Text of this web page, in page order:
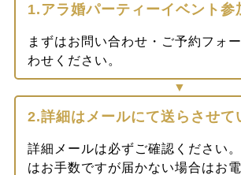
1.アラ婚パーティーイベント参
まずはお問い合わせ・ご予約フォ
わせください。
2.詳細はメールにて送らさせて
詳細メールは必ずご確認ください
はお手数ですが届かない場合はお電